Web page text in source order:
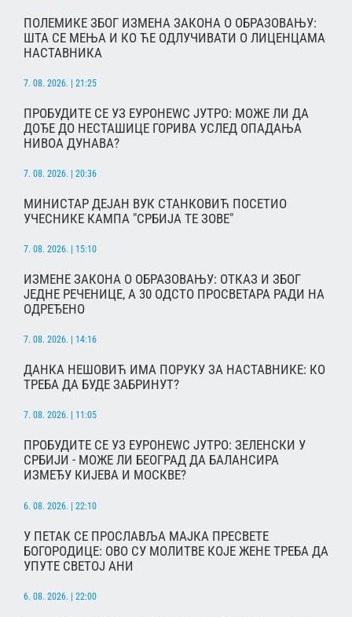
ПОЛЕМИКЕ ЗБОГ ИЗМЕНА ЗАКОНА О ОБРАЗОВАЊУ:
ШТА СЕ МЕЊА И КО ЋЕ ОДЛУЧИВАТИ О ЛИЦЕНЦАМА
НАСТАВНИКА
7. 08. 2026. | 21:25
ПРОБУДИТЕ СЕ УЗ ЕУРОНЕWС ЈУТРО: МОЖЕ ЛИ ДА
ДОЂЕ ДО НЕСТАШИЦЕ ГОРИВА УСЛЕД ОПАДАЊА
НИВОА ДУНАВА?
7. 08. 2026. | 20:36
МИНИСТАР ДЕЈАН ВУК СТАНКОВИЋ ПОСЕТИО
УЧЕСНИКЕ КАМПА "СРБИЈА ТЕ ЗОВЕ"
7. 08. 2026. | 15:10
ИЗМЕНЕ ЗАКОНА О ОБРАЗОВАЊУ: ОТКАЗ И ЗБОГ
ЈЕДНЕ РЕЧЕНИЦЕ, А 30 ОДСТО ПРОСВЕТАРА РАДИ НА
ОДРЕЂЕНО
7. 08. 2026. | 14:16
ДАНКА НЕШОВИЋ ИМА ПОРУКУ ЗА НАСТАВНИКЕ: КО
ТРЕБА ДА БУДЕ ЗАБРИНУТ?
7. 08. 2026. | 11:05
ПРОБУДИТЕ СЕ УЗ ЕУРОНЕWС ЈУТРО: ЗЕЛЕНСКИ У
СРБИЈИ - МОЖЕ ЛИ БЕОГРАД ДА БАЛАНСИРА
ИЗМЕЂУ КИЈЕВА И МОСКВЕ?
6. 08. 2026. | 22:10
У ПЕТАК СЕ ПРОСЛАВЉА МАЈКА ПРЕСВЕТЕ
БОГОРОДИЦЕ: ОВО СУ МОЛИТВЕ КОЈЕ ЖЕНЕ ТРЕБА ДА
УПУТЕ СВЕТОЈ АНИ
6. 08. 2026. | 22:00